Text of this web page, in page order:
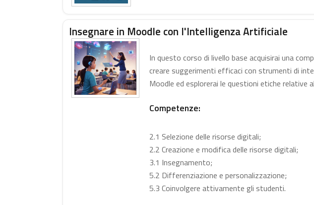
Insegnare in Moodle con l'Intelligenza Artificiale
In questo corso di livello base acquisirai una
creare suggerimenti efficaci con strumenti di
Moodle ed esplorerai le questioni etiche relative
Competenze:
2.1 Selezione delle risorse digitali;
2.2 Creazione e modifica delle risorse digitali;
3.1 Insegnamento;
5.2 Differenziazione e personalizzazione;
5.3 Coinvolgere attivamente gli studenti.